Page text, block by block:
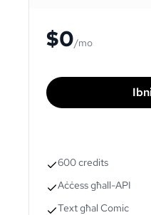
$0/mo
600 credits
Aċċess għall-API
Text għal Comic